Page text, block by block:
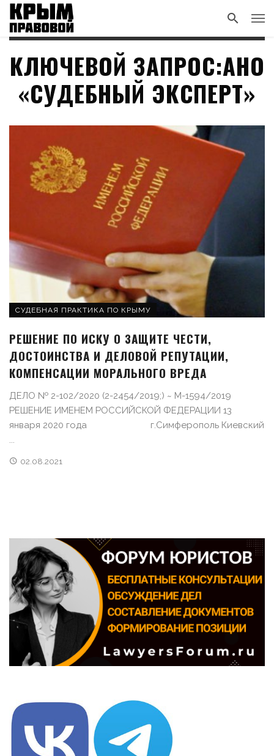
КЛЮЧЕВОЙ ЗАПРОС:АНО
«СУДЕБНЫЙ ЭКСПЕРТ»
СУДЕБНАЯ ПРАКТИКА ПО КРЫМУ
РЕШЕНИЕ ПО ИСКУ О ЗАЩИТЕ ЧЕСТИ,
ДОСТОИНСТВА И ДЕЛОВОЙ РЕПУТАЦИИ,
КОМПЕНСАЦИИ МОРАЛЬНОГО ВРЕДА
ДЕЛО № 2-102/2020 (2-2454/2019;) ~ М-1594/2019
РЕШЕНИЕ ИМЕНЕМ РОССИЙСКОЙ ФЕДЕРАЦИИ 13
января 2020 года г.Симферополь Киевский
02.08.2021